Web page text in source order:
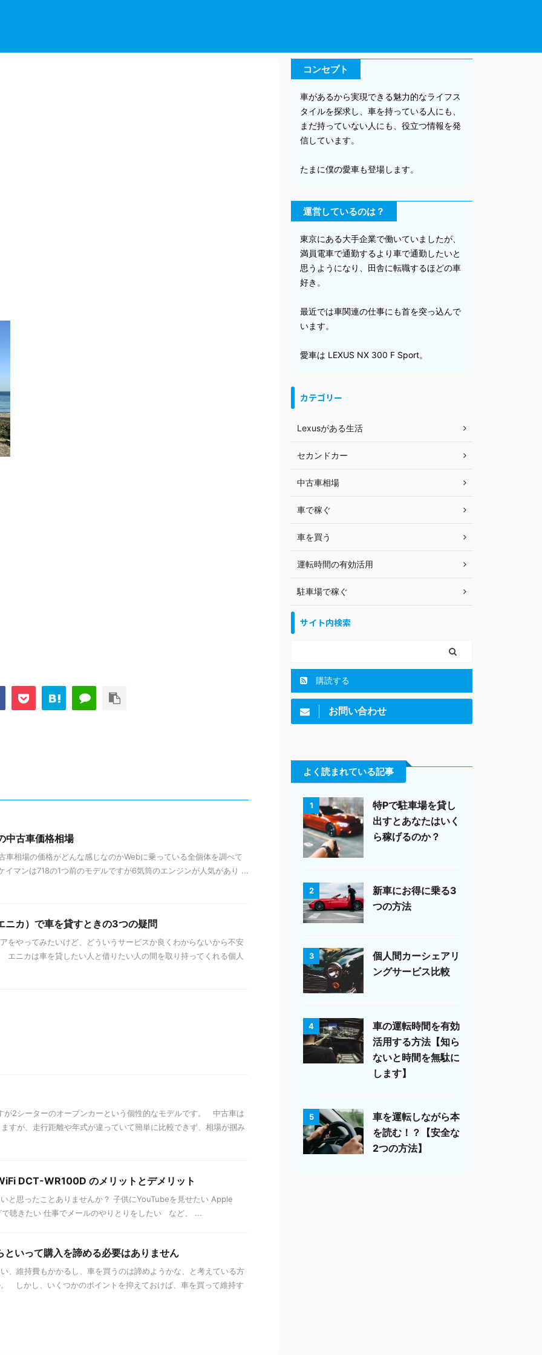
中古車価格相場
車相場の価格がどんな感じなのかWebに乗っている全個体を調べて
マンは718の1つ前のモデルですが6気筒のエンジンが人気があり ...
カ）で車を貸すときの3つの疑問
をやってみたいけど、どういうサービスか良くわからないから不安
エニカは車を貸したい人と借りたい人の間を取り持ってくれる個人
が2シーターのオープンカーという個性的なモデルです。 中古車は
すが、走行距離や年式が違っていて簡単に比較できず、相場が掴み
DCT-WR100D のメリットとデメリット
と思ったことありませんか？ 子供にYouTubeを見せたい Apple
聴きたい 仕事でメールのやりとりをしたい など、 ...
といって購入を諦める必要はありません
、維持費もかかるし、車を買うのは諦めようかな、と考えている方
しかし、いくつかのポイントを抑えておけば、車を買って維持す
コンセプト
車があるから実現できる魅力的なライフス
タイルを探求し、車を持っている人にも、
まだ持っていない人にも、役立つ情報を発
信しています。
たまに僕の愛車も登場します。
運営しているのは？
東京にある大手企業で働いていましたが、
満員電車で通勤するより車で通勤したいと
思うようになり、田舎に転職するほどの車
好き。
最近では車関連の仕事にも首を突っ込んで
います。
愛車は LEXUS NX 300 F Sport。
カテゴリー
Lexusがある生活
セカンドカー
中古車相場
車で稼ぐ
車を買う
運転時間の有効活用
駐車場で稼ぐ
サイト内検索
購読する
お問い合わせ
よく読まれている記事
1
特Pで駐車場を貸し
出すとあなたはいく
ら稼げるのか？
2
新車にお得に乗る3
つの方法
3
個人間カーシェアリ
ングサービス比較
4
車の運転時間を有効
活用する方法【知ら
ないと時間を無駄に
します】
5
車を運転しながら本
を読む！？【安全な
2つの方法】